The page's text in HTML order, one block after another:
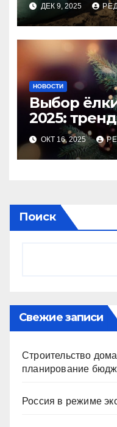
ДЕК 9, 2025
НОВОСТИ
Выбор
2025:
ОКТ 16, 2025
Поиск
Свежие записи
Строительство
планирование
Россия в режиме